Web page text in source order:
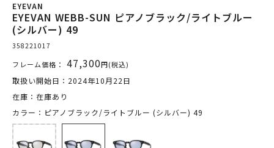
EYEVAN
EYEVAN WEBB-SUN ピアノブラック/ライトブルー
(シルバー) 49
358221017
フレーム価格： 47,300円(税込)
取扱い開始日：2024年10月22日
在庫：在庫あり
カラー：ピアノブラック/ライトブルー (シルバー) 49